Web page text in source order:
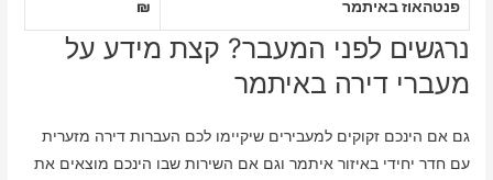
פנטהאוז באיתמר ₪
נרגשים לפני המעבר? קצת מידע על
מעברי דירה באיתמר
גם אם הינכם זקוקים למעבירים שיקיימו לכם העברות דירה מזערית
עם חדר יחידי באיזור איתמר וגם אם השירות שבו הינכם מוצאים את